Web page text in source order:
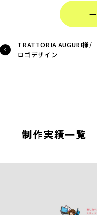
TRATTORIA AUGURI様/
ロゴデザイン
制作実績一覧